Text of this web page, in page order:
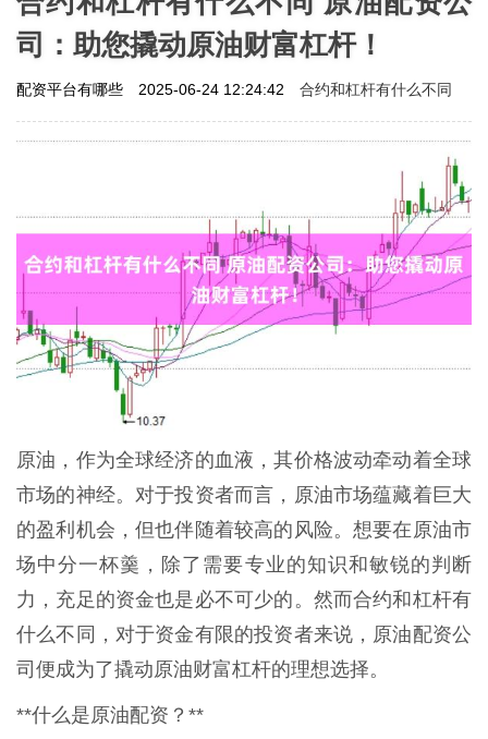
司：助您撬动原油财富杠杆！
配资平台有哪些 2025-06-24 12:24:42 合约和杠杆有什么不同
原油，作为全球经济的血液，其价格波动牵动着全球
市场的神经。对于投资者而言，原油市场蕴藏着巨大
的盈利机会，但也伴随着较高的风险。想要在原油市
场中分一杯羹，除了需要专业的知识和敏锐的判断
力，充足的资金也是必不可少的。然而合约和杠杆有
什么不同，对于资金有限的投资者来说，原油配资公
司便成为了撬动原油财富杠杆的理想选择。
**什么是原油配资？**